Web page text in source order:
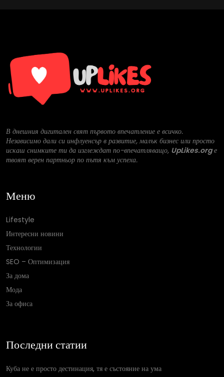
В днешния дигитален свят първото впечатление е всичко.
Независимо дали си инфлуенсър в развитие, малък бизнес или просто
искаш снимките ти да изглеждат по-впечатляващо, UpLikes.orgе
твоят верен партньор по пътя към успеха.
Меню
Lifestyle
Интересни новини
Технологии
SEO – Оптимизация
За дома
Мода
За офиса
Последни статии
Куба не е просто дестинация, тя е състояние на ума